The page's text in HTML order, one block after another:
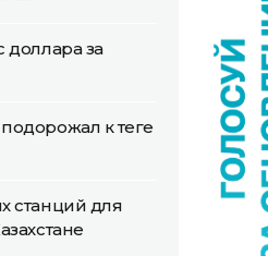
доллара за
к теңге
станций для